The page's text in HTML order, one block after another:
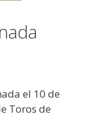
el 10 de
Toros de